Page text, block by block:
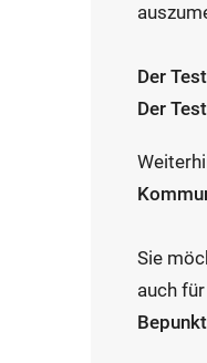
Der
Der
Sie
auch